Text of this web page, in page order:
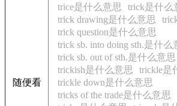
随便看
trice是什么意思
trick是什么
trick drawing是什么意思
trick question是什么意思
trick sb. into doing sth.是什么
trick sb. out of sth.是什么意思
trickish是什么意思
trickle是
trickle down是什么意思
tricks of the trade是什么意思